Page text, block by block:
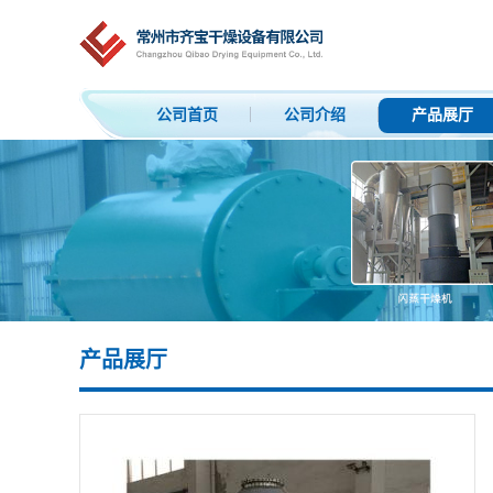
公司首页 公司介绍 产品展厅
产品展厅